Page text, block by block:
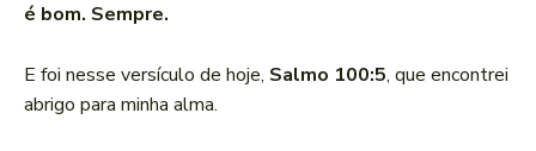
é bom. Sempre.
E foi nesse versículo de hoje, Salmo 100:5, que encontrei
abrigo para minha alma.